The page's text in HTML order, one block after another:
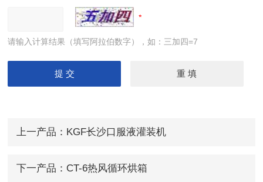
请输入计算结果（填写阿拉伯数字），如：三加四=7
上一产品： KGF长沙口服液灌装机
下一产品： CT-6热风循环烘箱